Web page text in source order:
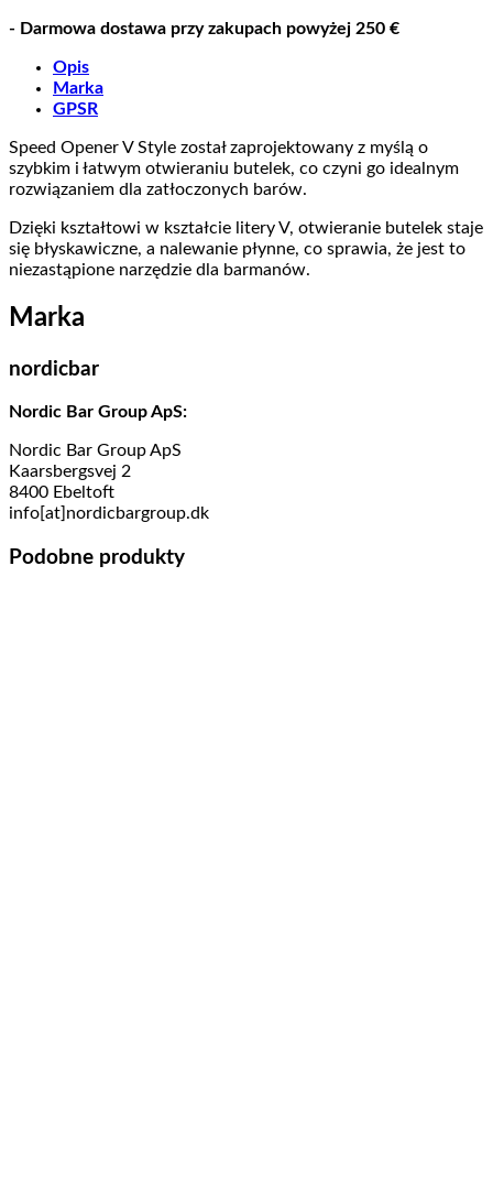
- Darmowa dostawa przy zakupach powyżej 250 €
Opis
Marka
GPSR
Speed Opener V Style został zaprojektowany z myślą o
szybkim i łatwym otwieraniu butelek, co czyni go idealnym
rozwiązaniem dla zatłoczonych barów.
Dzięki kształtowi w kształcie litery V, otwieranie butelek staje
się błyskawiczne, a nalewanie płynne, co sprawia, że jest to
niezastąpione narzędzie dla barmanów.
Marka
nordicbar
Nordic Bar Group ApS:
Nordic Bar Group ApS
Kaarsbergsvej 2
8400 Ebeltoft
info[at]nordicbargroup.dk
Podobne produkty